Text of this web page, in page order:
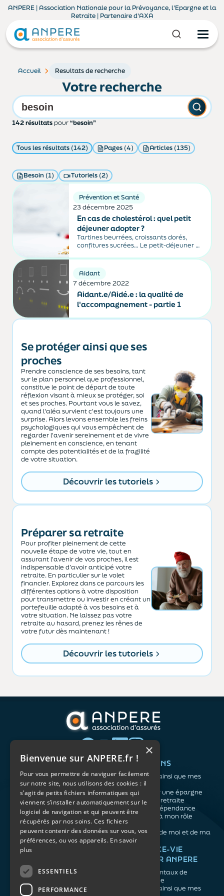
ANPERE | Association Nationale pour la Prévoyance, l'Epargne et la
Retraite | Partenaire d'AXA
Accueil Resultats de recherche
Votre recherche
142 résultats pour“besoin”
Tous les résultats (142) Pages (4) Articles (135)
Besoin (1) Tutoriels (2)
Prévention et Santé
23 décembre 2025
En cas de cholestérol : quel petit
déjeuner adopter ?
Tartines beurrées, croissants dorés,
confitures sucrées… Le petit-déjeuner «
gourmandise mais n’est pas le meilleur
allié pour notre cholestérol. Bonne
nouvelle : inutile de tout révolutionner
pour protéger son cœur. Quelques choix
simples...
Aidant
7 décembre 2022
Aidant.e/Aidé.e : la qualité de
l'accompagnement - partie 1
Se protéger ainsi que ses
proches
Prendre conscience de ses besoins, tant
sur le plan personnel que professionnel,
constitue le point de départ de toute
réflexion visant à mieux se protéger, soi
et ses proches. Pourtant vous le savez,
quand l'aléa survient c'est toujours une
surprise. Alors levons ensemble les freins
psychologiques qui vous empêchent de
regarder l'avenir sereinement et de vivre
pleinement en conscience, en tenant
compte des potentialités et de la fragilité
de votre situation.
Découvrir les tutoriels
Préparer sa retraite
Pour profiter pleinement de cette
nouvelle étape de votre vie, tout en
assurant l'avenir de vos proches, il est
indispensable d’avoir anticipé votre
retraite. En particulier sur le volet
financier. Explorez dans ce parcours les
différentes options à votre disposition
pour transmettre ou investir en créant un
portefeuille adapté à vos besoins et à
votre situation. Ne laissez pas votre
retraite au hasard, prenez les rênes de
votre futur dès maintenant !
Découvrir les tutoriels
QUI SOMMES-NOUS ?
L'association
Notre organisation
L’équipe
Les atouts du contrat
associatif
VOS BESOINS
Me protéger ainsi que mes
proches
Me constituer une épargne
Préparer ma retraite
Anticiper la dépendance
Me préparer à mon rôle
d'aidant
Prendre soin de moi et de ma
santé
NOS ARTICLES
Retraite
Prévoyance
Dépendance
Aidants
ASSURANCE-VIE
FACILE PAR ANPERE
Les fondamentaux de
l'assurance vie
Me protéger ainsi que mes
×
Bienvenue sur ANPERE.fr !
Pour vous permettre de naviguer facilement
sur notre site, nous utilisons des cookies : il
s’agit de petits fichiers informatiques qui
viennent s’installer automatiquement sur le
logiciel de navigation et qui peuvent être
récupérés par nos soins. Ces fichiers
peuvent contenir des données sur vous, vos
préférences, ou vos appareils. En savoir
plus
ESSENTIELS
PERFORMANCE